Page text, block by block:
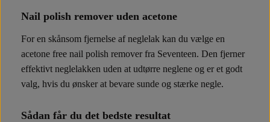
Nail polish remover uden acetone
For en skånsom fjernelse af neglelak kan du vælge en
acetone free nail polish remover fra Seventeen. Den fjerner
effektivt neglelakken uden at udtørre neglene og er et godt
valg, hvis du ønsker at bevare sunde og stærke negle.
Sådan får du det bedste resultat